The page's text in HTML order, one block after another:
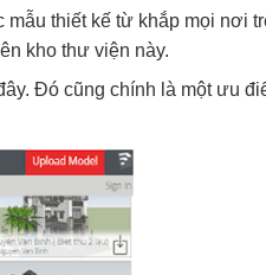
mẫu thiết kế từ khắp mọi nơi
kho thư viện này.
Đó cũng chính là một ưu